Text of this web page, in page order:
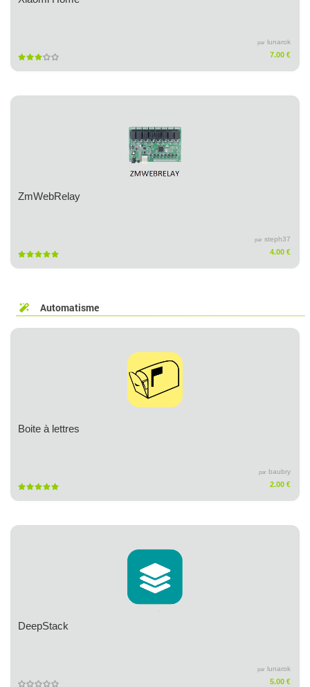
par lunarok
7.00 €
ZmWebRelay
par steph37
4.00 €
Automatisme
Boite à lettres
par baubry
2.00 €
DeepStack
par lunarok
5.00 €